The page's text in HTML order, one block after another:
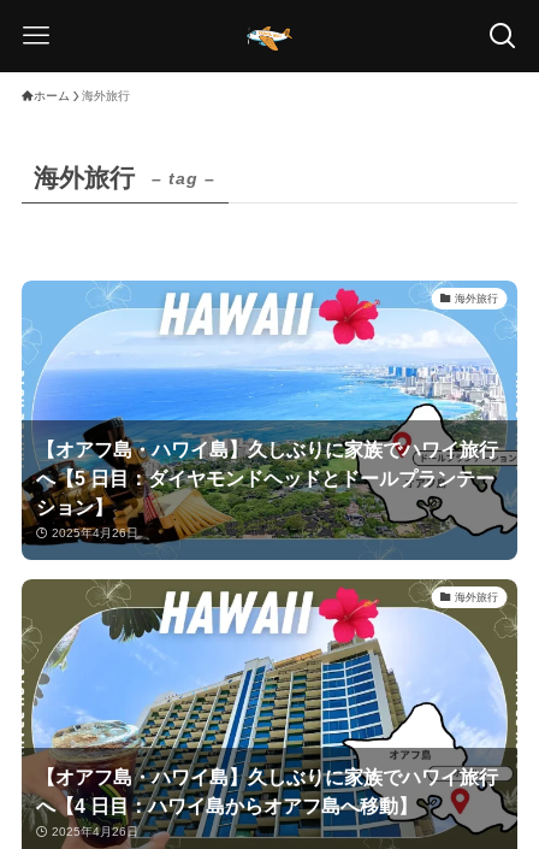
ホーム 海外旅行
海外旅行 – tag –
海外旅行
【オアフ島・ハワイ島】久しぶりに家族でハワイ旅行
へ【5 日目：ダイヤモンドヘッドとドールプランテー
ション】
2025年4月26日
海外旅行
【オアフ島・ハワイ島】久しぶりに家族でハワイ旅行
へ【4 日目：ハワイ島からオアフ島へ移動】
2025年4月26日